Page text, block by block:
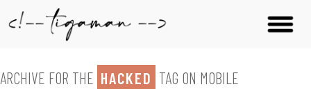
ARCHIVE FOR THE HACKED TAG ON MOBILE